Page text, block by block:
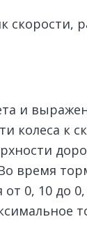
и
колеса к
время
0, 10 до